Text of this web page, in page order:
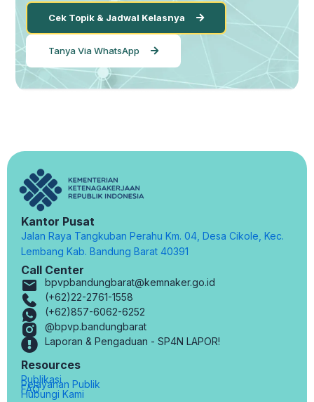
Cek Topik & Jadwal Kelasnya
Tanya Via WhatsApp
Kantor Pusat
Jalan Raya Tangkuban Perahu Km. 04, Desa Cikole, Kec.
Lembang Kab. Bandung Barat 40391
Call Center
bpvpbandungbarat@kemnaker.go.id
(+62)22-2761-1558
(+62)857-6062-6252
@bpvp.bandungbarat
Laporan & Pengaduan - SP4N LAPOR!
Resources
Publikasi
Pelayanan Publik
FAQ
Hubungi Kami